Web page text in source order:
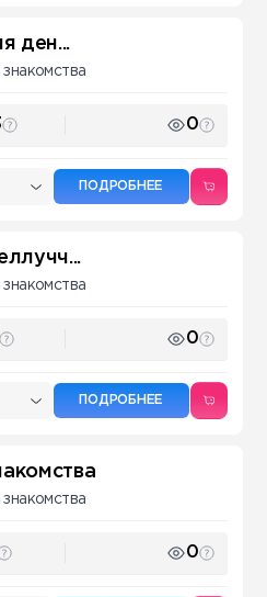
ден...
0
ПОДРОБНЕЕ
0
ПОДРОБНЕЕ
0